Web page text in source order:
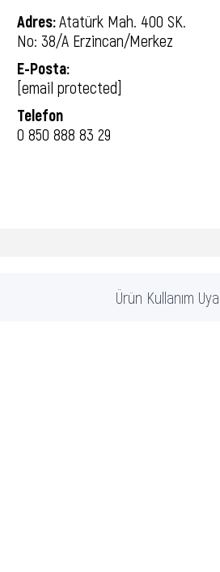
Adres:Atatürk Mah. 400 SK.
No: 38/A Erzincan/Merkez
E-Posta:
[email protected]
Telefon
0 850 888 83 29
Ürün Kullanım